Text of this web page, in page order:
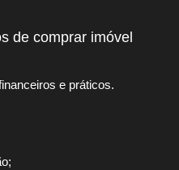
de comprar imóvel
e práticos.